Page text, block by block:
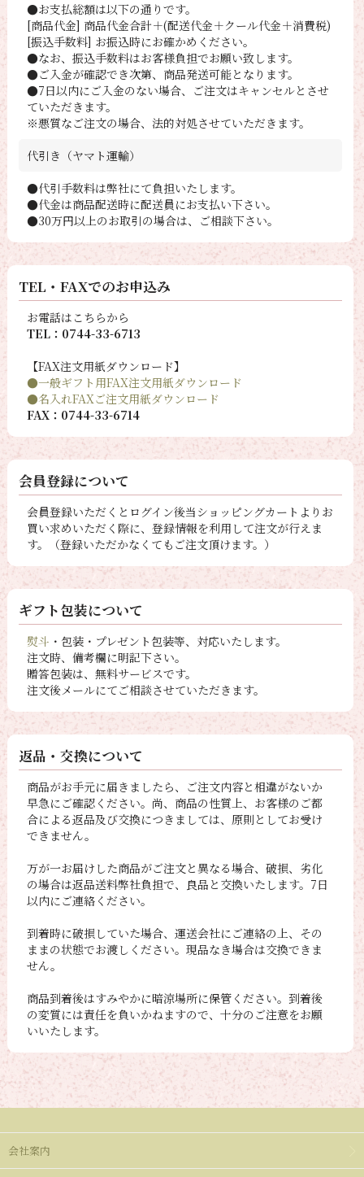
●お支払総額は以下の通りです。
[商品代金] 商品代金合計＋(配送代金＋クール代金＋消費税)
[振込手数料] お振込時にお確かめください。
●なお、振込手数料はお客様負担でお願い致します。
●ご入金が確認でき次第、商品発送可能となります。
●7日以内にご入金のない場合、ご注文はキャンセルとさせ
ていただきます。
※悪質なご注文の場合、法的対処させていただきます。
代引き（ヤマト運輸）
●代引手数料は弊社にて負担いたします。
●代金は商品配送時に配送員にお支払い下さい。
●30万円以上のお取引の場合は、ご相談下さい。
TEL・FAXでのお申込み
お電話はこちらから
TEL：0744-33-6713
【FAX注文用紙ダウンロード】
●一般ギフト用FAX注文用紙ダウンロード
●名入れFAXご注文用紙ダウンロード
FAX：0744-33-6714
会員登録について
会員登録いただくとログイン後当ショッピングカートよりお
買い求めいただく際に、登録情報を利用して注文が行えま
す。（登録いただかなくてもご注文頂けます。）
ギフト包装について
熨斗 ・包装・プレゼント包装等、対応いたします。
注文時、備考欄に明記下さい。
贈答包装は、無料サービスです。
注文後メールにてご相談させていただきます。
返品・交換について
商品がお手元に届きましたら、ご注文内容と相違がないか
早急にご確認ください。尚、商品の性質上、お客様のご都
合による返品及び交換につきましては、原則としてお受け
できません。
万が一お届けした商品がご注文と異なる場合、破損、劣化
の場合は返品送料弊社負担で、良品と交換いたします。7日
以内にご連絡ください。
到着時に破損していた場合、運送会社にご連絡の上、その
ままの状態でお渡しください。現品なき場合は交換できま
せん。
商品到着後はすみやかに暗涼場所に保管ください。到着後
の変質には責任を負いかねますので、十分のご注意をお願
いいたします。
会社案内